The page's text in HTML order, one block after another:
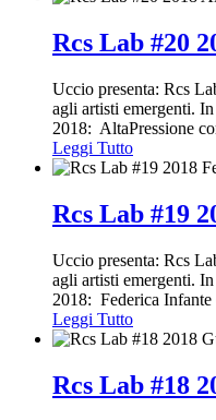
Rcs Lab #20
Uccio presenta: Rcs
agli artisti emergenti.
2018: AltaPressione
Leggi Tutto
Rcs Lab #19
Uccio presenta: Rcs
agli artisti emergenti.
2018: Federica Infante
Leggi Tutto
Rcs Lab #18